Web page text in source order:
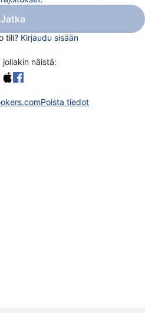
Jatka
tili? Kirjaudu sisään
näistä:
Poista tiedot